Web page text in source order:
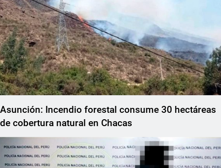
Asunción: Incendio forestal consume 30 hectáreas
de cobertura natural en Chacas